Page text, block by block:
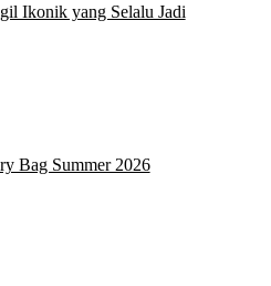
Ikonik yang Selalu Jadi
Bag Summer 2026